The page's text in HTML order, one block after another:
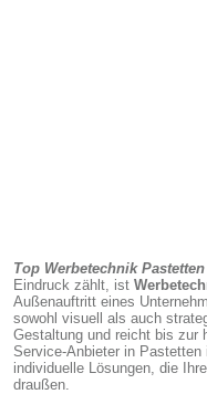
Top Werbetechnik Pastetten
Eindruck zählt, ist
Außenauftritt eines
sowohl visuell als auch
Gestaltung und reicht bis zur
Service-Anbieter in
individuelle Lösungen, die
draußen.